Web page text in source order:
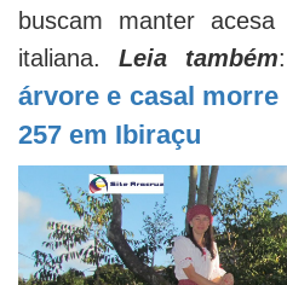
buscam manter
italiana. Leia também
árvore e casal morre
257 em Ibiraçu